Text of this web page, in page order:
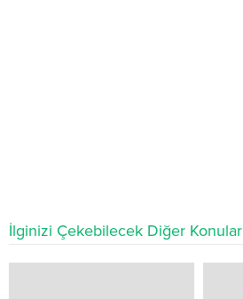
İlginizi Çekebilecek Diğer Konular